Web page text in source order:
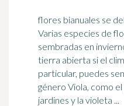
flores bianuales se
Varias especies de
sembradas en
tierra abierta si el
particular, puedes
género Viola, como
jardines y la violeta ...